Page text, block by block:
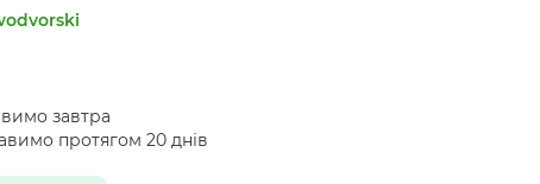
завтра
протягом 20 днів